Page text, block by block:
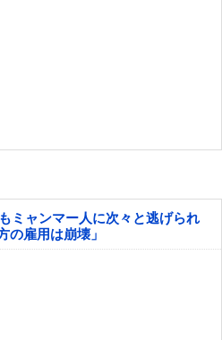
ミャンマー人に次々と逃げられ
の雇用は崩壊」